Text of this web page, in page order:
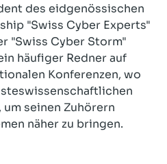
des eidgenössischen
"Swiss Cyber Experts"
"Swiss Cyber Storm"
häufiger Redner auf
Konferenzen, wo
seinen Zuhörern
näher zu bringen.